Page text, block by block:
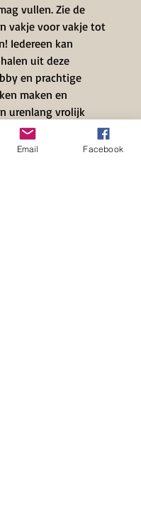
vullen. Zie de
vakje voor vakje tot
Iedereen kan
uit deze
en prachtige
maken en
urenlang vrolijk
Ga aan de slag met
potlood of verf en
Email Facebook